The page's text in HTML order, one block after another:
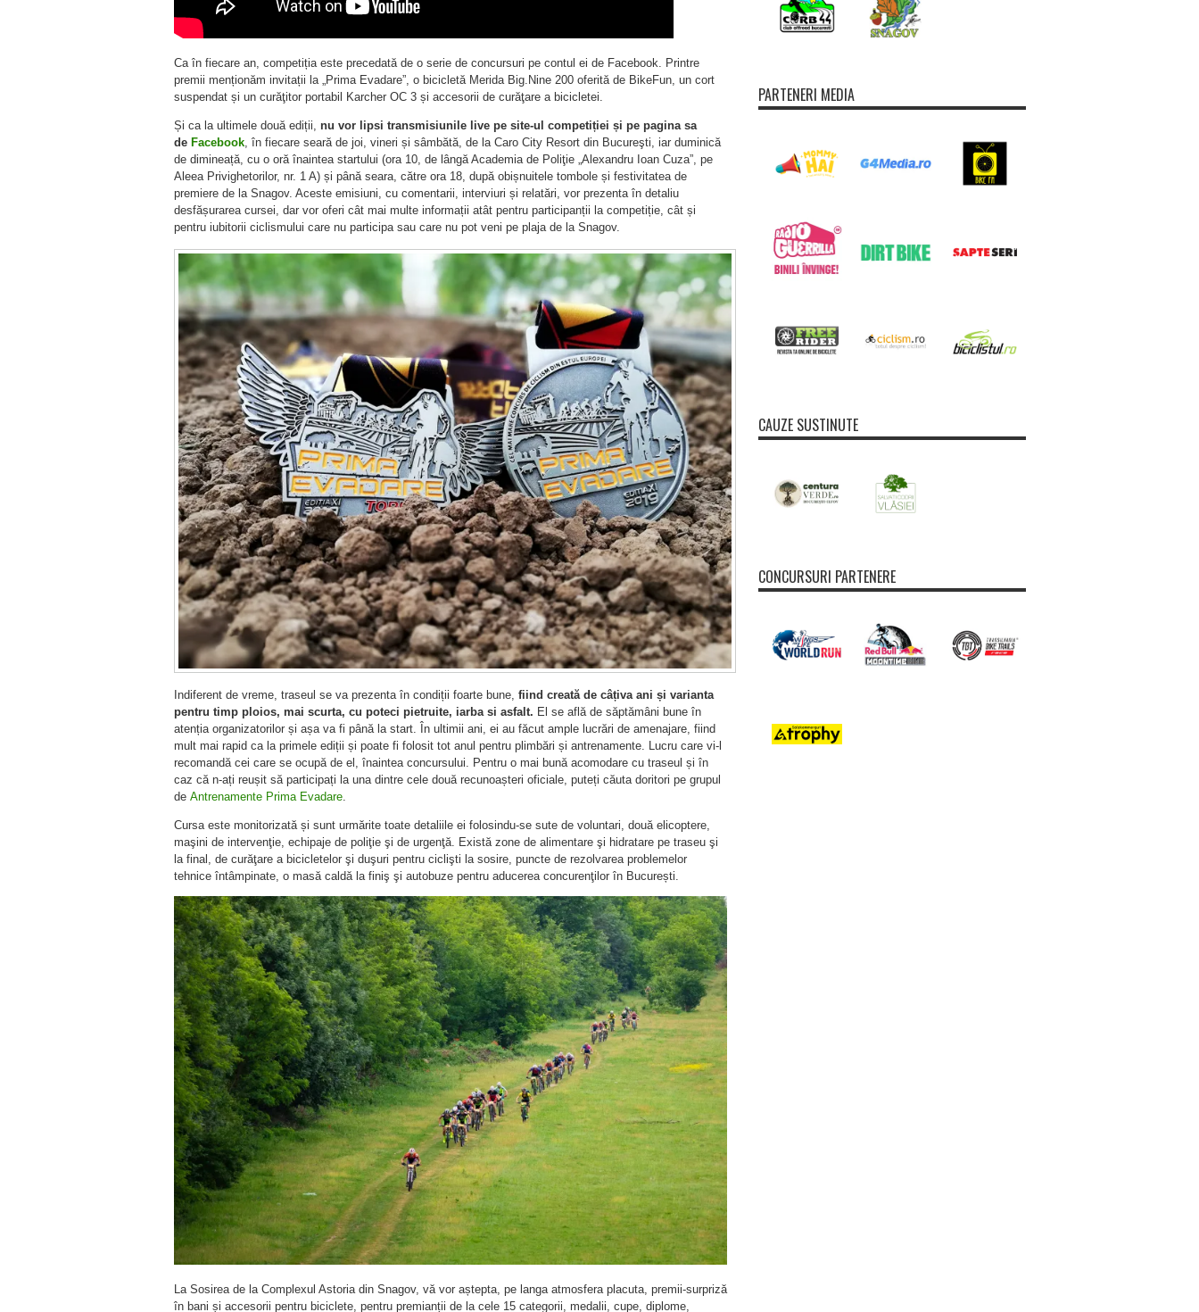
Ca în fiecare an, competiția este precedată de o serie de concursuri pe contul ei de Facebook. Printre
premii menționăm invitații la „Prima Evadare”, o bicicletă Merida Big.Nine 200 oferită de BikeFun, un cort
suspendat și un curăţitor portabil Karcher OC 3 și accesorii de curăţare a bicicletei.
Și ca la ultimele două ediții, nu vor lipsi transmisiunile live pe site-ul competiției și pe pagina sa
de Facebook, în fiecare seară de joi, vineri și sâmbătă, de la Caro City Resort din Bucureşti, iar duminică
de dimineață, cu o oră înaintea startului (ora 10, de lângă Academia de Poliţie „Alexandru Ioan Cuza”, pe
Aleea Privighetorilor, nr. 1 A) și până seara, către ora 18, după obișnuitele tombole și festivitatea de
premiere de la Snagov. Aceste emisiuni, cu comentarii, interviuri și relatări, vor prezenta în detaliu
desfășurarea cursei, dar vor oferi cât mai multe informații atât pentru participanții la competiție, cât și
pentru iubitorii ciclismului care nu participa sau care nu pot veni pe plaja de la Snagov.
Indiferent de vreme, traseul se va prezenta în condiții foarte bune, fiind creată de câțiva ani și varianta
pentru timp ploios, mai scurta, cu poteci pietruite, iarba si asfalt. El se află de săptămâni bune în
atenția organizatorilor și așa va fi până la start. În ultimii ani, ei au făcut ample lucrări de amenajare, fiind
mult mai rapid ca la primele ediții și poate fi folosit tot anul pentru plimbări și antrenamente. Lucru care vi-l
recomandă cei care se ocupă de el, înaintea concursului. Pentru o mai bună acomodare cu traseul și în
caz că n-ați reușit să participați la una dintre cele două recunoașteri oficiale, puteți căuta doritori pe grupul
de Antrenamente Prima Evadare.
Cursa este monitorizată și sunt urmărite toate detaliile ei folosindu-se sute de voluntari, două elicoptere,
maşini de intervenţie, echipaje de poliţie şi de urgenţă. Există zone de alimentare şi hidratare pe traseu şi
la final, de curăţare a bicicletelor şi duşuri pentru ciclişti la sosire, puncte de rezolvarea problemelor
tehnice întâmpinate, o masă caldă la finiş şi autobuze pentru aducerea concurenţilor în București.
La Sosirea de la Complexul Astoria din Snagov, vă vor aștepta, pe langa atmosfera placuta, premii-surpriză
în bani și accesorii pentru biciclete, pentru premianții de la cele 15 categorii, medalii, cupe, diplome,
PARTENERI MEDIA
CAUZE SUSTINUTE
CONCURSURI PARTENERE